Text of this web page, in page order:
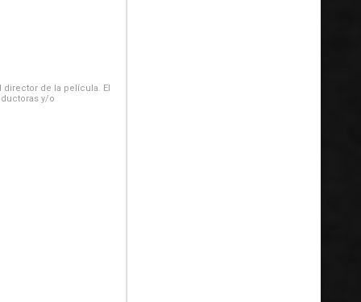
de la película. El
y/o